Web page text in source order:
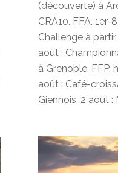
(découverte) à
CRA10. FFA.
Challenge à partir
août :
à Grenoble.
août : Café-
Giennois. 2 août :